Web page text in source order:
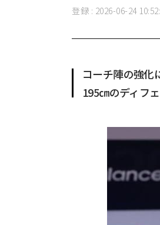
登録 : 2026-06-24
コーチ陣の強化
195㎝のディフ